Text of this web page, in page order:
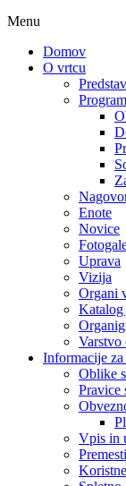
Menu
Domov
O vrtcu
Enote
Novice
Uprava
Vizija
Organi
Varstvo
Informacije za
Oblike
Pravice
Vpis in